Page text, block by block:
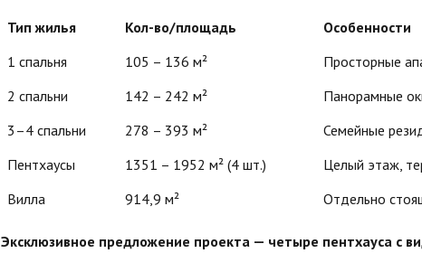
Тип жилья Кол-во/площадь
Особенности
1 спальня
105 – 136 м²
Просторные
2 спальни
142 – 242 м²
Панорамные
3–4 спальни
278 – 393 м²
Семейные
Пентхаусы
1351 – 1952 м² (4 шт.)
Целый этаж,
Вилла
914,9 м² Отдельно
Эксклюзивное предложение проекта — четыре пентхауса с